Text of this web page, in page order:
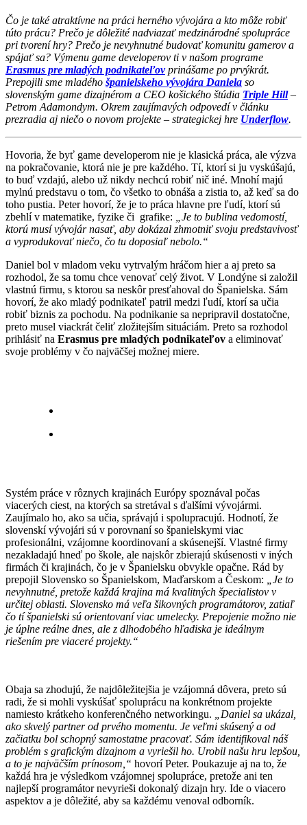
Čo je také atraktívne na práci herného vývojára a kto môže robiť
túto prácu? Prečo je dôležité nadviazať medzinárodné spolupráce
pri tvorení hry? Prečo je nevyhnutné budovať komunitu gamerov a
spájať sa? Výmenu game developerov ti v našom programe
Erasmus pre mladých podnikateľov prinášame po prvýkrát.
Prepojili sme mladého španielskeho vývojára Daniela so
slovenským game dizajnérom a CEO košického štúdia Triple Hill–
Petrom Adamondym. Okrem zaujímavých odpovedí v článku
prezradia aj niečo o novom projekte – strategickej hre Underflow.
Hovoria, že byť game developerom nie je klasická práca, ale výzva
na pokračovanie, ktorá nie je pre každého. Tí, ktorí si ju vyskúšajú,
to buď vzdajú, alebo už nikdy nechcú robiť nič iné. Mnohí majú
mylnú predstavu o tom, čo všetko to obnáša a zistia to, až keď sa do
toho pustia. Peter hovorí, že je to práca hlavne pre ľudí, ktorí sú
zbehlí v matematike, fyzike či grafike:
„Je to bublina vedomostí,
ktorú musí vývojár nasať, aby dokázal zhmotniť svoju predstavivosť
a vyprodukovať niečo, čo tu doposiaľ nebolo.“
Daniel bol v mladom veku vytrvalým hráčom hier a aj preto sa
rozhodol, že sa tomu chce venovať celý život. V Londýne si založil
vlastnú firmu, s ktorou sa neskôr presťahoval do Španielska. Sám
hovorí, že ako mladý podnikateľ patril medzi ľudí, ktorí sa učia
robiť biznis za pochodu. Na podnikanie sa nepripravil dostatočne,
preto musel viackrát čeliť zložitejším situáciám. Preto sa rozhodol
prihlásiť na Erasmus pre mladých podnikateľov a eliminovať
svoje problémy v čo najväčšej možnej miere.
Systém práce v rôznych krajinách Európy spoznával počas
viacerých ciest, na ktorých sa stretával s ďalšími vývojármi.
Zaujímalo ho, ako sa učia, správajú i spolupracujú. Hodnotí, že
slovenskí vývojári sú v porovnaní so španielskymi viac
profesionálni, vzájomne koordinovaní a skúsenejší. Vlastné firmy
nezakladajú hneď po škole, ale najskôr zbierajú skúsenosti v iných
firmách či krajinách, čo je v Španielsku obvykle opačne. Rád by
prepojil Slovensko so Španielskom, Maďarskom a Českom:
„Je to
nevyhnutné, pretože každá krajina má kvalitných špecialistov v
určitej oblasti. Slovensko má veľa šikovných programátorov, zatiaľ
čo tí španielski sú orientovaní viac umelecky. Prepojenie možno nie
je úplne reálne dnes, ale z dlhodobého hľadiska je ideálnym
riešením pre viaceré projekty.“
Obaja sa zhodujú, že najdôležitejšia je vzájomná dôvera, preto sú
radi, že si mohli vyskúšať spoluprácu na konkrétnom projekte
namiesto krátkeho konferenčného networkingu.
„Daniel sa ukázal,
ako skvelý partner od prvého momentu. Je veľmi skúsený a od
začiatku bol schopný samostatne pracovať. Sám identifikoval náš
problém s grafickým dizajnom a vyriešil ho. Urobil našu hru lepšou,
a to je najväčším prínosom,“ hovorí Peter. Poukazuje aj na to, že
každá hra je výsledkom vzájomnej spolupráce, pretože ani ten
najlepší programátor nevyrieši dokonalý dizajn hry. Ide o viacero
aspektov a je dôležité, aby sa každému venoval odborník.